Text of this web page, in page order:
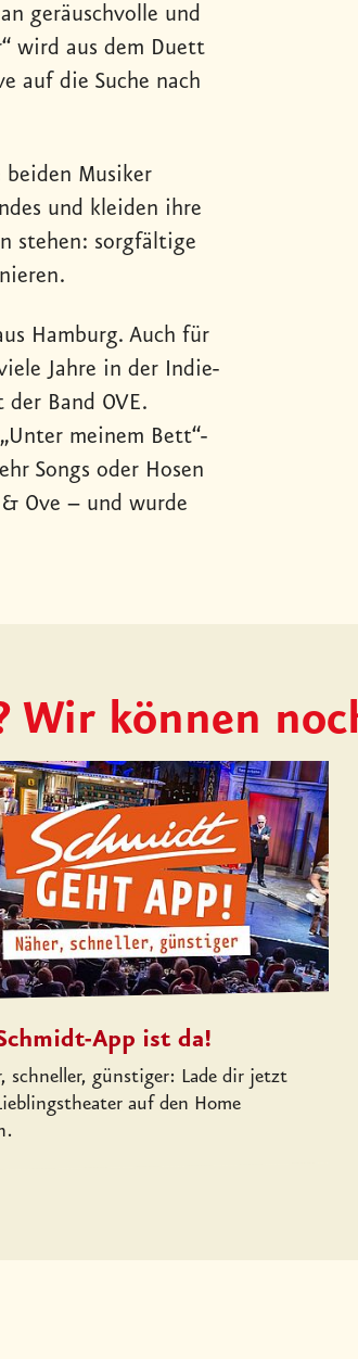
geräuschvolle und
wird aus dem Duett
auf die Suche nach
beiden Musiker
und kleiden ihre
stehen: sorgfältige
Hamburg. Auch für
Jahre in der Indie-
der Band OVE.
meinem Bett“-
Songs oder Hosen
Ove – und wurde
Wir können
App ist da!
schneller, günstiger: Lade dir jetzt
auf den Home